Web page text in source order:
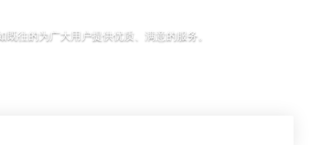
往的为广大用户提供优质、满意的服务。